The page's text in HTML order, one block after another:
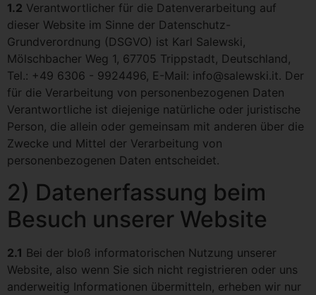
1.2 Verantwortlicher für die Datenverarbeitung auf
dieser Website im Sinne der Datenschutz-
Grundverordnung (DSGVO) ist Karl Salewski,
Mölschbacher Weg 1, 67705 Trippstadt, Deutschland,
Tel.: +49 6306 - 9924496, E-Mail: info@salewski.it. Der
für die Verarbeitung von personenbezogenen Daten
Verantwortliche ist diejenige natürliche oder juristische
Person, die allein oder gemeinsam mit anderen über die
Zwecke und Mittel der Verarbeitung von
personenbezogenen Daten entscheidet.
2) Datenerfassung beim
Besuch unserer Website
2.1 Bei der bloß informatorischen Nutzung unserer
Website, also wenn Sie sich nicht registrieren oder uns
anderweitig Informationen übermitteln, erheben wir nur